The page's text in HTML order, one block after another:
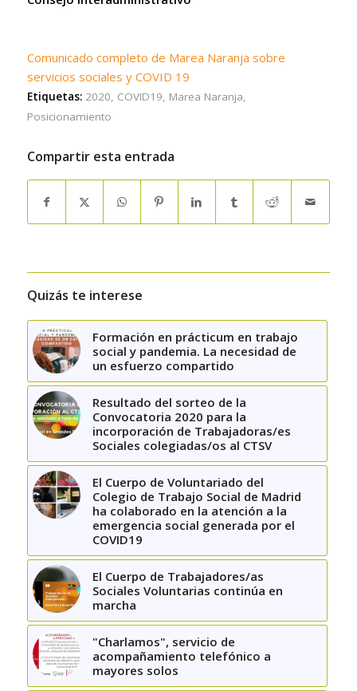
Comunicado completo de Marea Naranja sobre
servicios sociales y COVID 19
Etiquetas: 2020, COVID19, Marea Naranja,
Posicionamiento
Compartir esta entrada
Quizás te interese
Formación en prácticum en trabajo
social y pandemia. La necesidad de
un esfuerzo compartido
Resultado del sorteo de la
Convocatoria 2020 para la
incorporación de Trabajadoras/es
Sociales colegiadas/os al CTSV
El Cuerpo de Voluntariado del
Colegio de Trabajo Social de Madrid
ha colaborado en la atención a la
emergencia social generada por el
COVID19
El Cuerpo de Trabajadores/as
Sociales Voluntarias continúa en
marcha
"Charlamos", servicio de
acompañamiento telefónico a
mayores solos